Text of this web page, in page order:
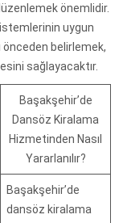
önemlidir.
uygun
önceden belirlemek,
sağlayacaktır.
Başakşehir’de
Dansöz Kiralama
Hizmetinden Nasıl
Yararlanılır?
Başakşehir’de
dansöz kiralama